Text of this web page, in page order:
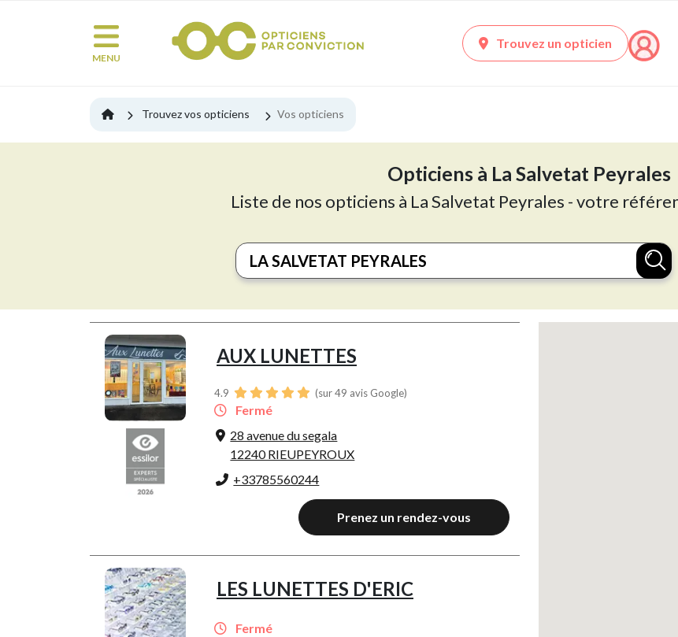
MENU
Trouvez un opticien
Trouvez vos opticiens Vos opticiens
Opticiens à La Salvetat Peyrales
Liste de nos opticiens à La Salvetat Peyrales - votre
AUX LUNETTES
4.9 (sur 49 avis Google)
Fermé
28 avenue du segala
12240 RIEUPEYROUX
+33785560244
Prenez un rendez-vous
LES LUNETTES D'ERIC
Fermé